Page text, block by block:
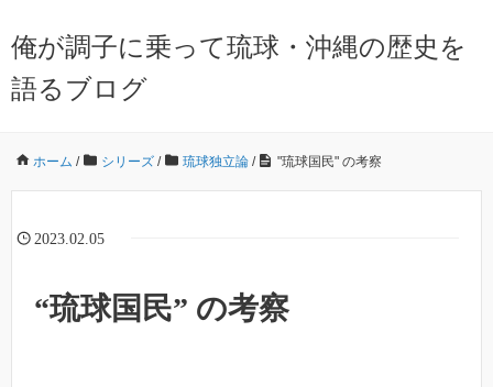
俺が調子に乗って琉球・沖縄の歴史を
語るブログ
ホーム / シリーズ / 琉球独立論 / "琉球国民" の考察
2023.02.05
“琉球国民” の考察